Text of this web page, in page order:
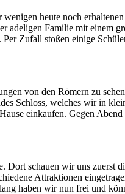
heute noch
adeligen Familie mit einem
Zufall stoßen einige
von den Römern zu
Schloss, welches wir in
einkaufen. Gegen
schauen wir uns zuerst
Attraktionen
haben wir nun frei und